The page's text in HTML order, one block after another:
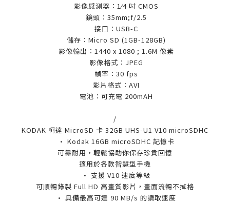
影像感測器：1⁄4 吋 CMOS
鏡頭：35mm;f/2.5
接口：USB-C
儲存：Micro SD (1GB-128GB)
影像輸出：1440 x 1080 ; 1.6M 像素
影像格式：JPEG
幀率：30 fps
影片格式：AVI
電池：可充電 200mAH
/
KODAK 柯達 MicroSD 卡 32GB UHS-U1 V10 microSDHC
• Kodak 16GB microSDHC 記憶卡
可靠耐用，輕鬆協助你保存珍貴回憶
適用於各款智慧型手機
• 支援 V10 速度等級
可順暢錄製 Full HD 高畫質影片，畫面流暢不掉格
• 具備最高可達 90 MB/s 的讀取速度